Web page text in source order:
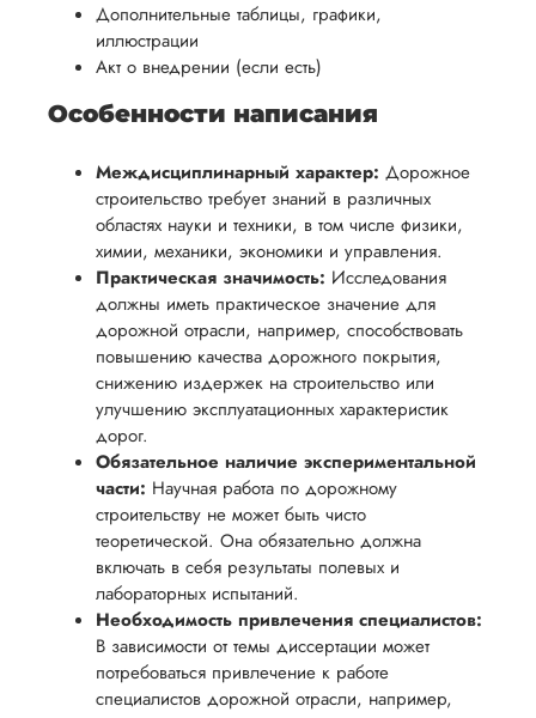
Дополнительные таблицы, графики,
иллюстрации
Акт о внедрении (если есть)
Особенности написания
Междисциплинарный характер: Дорожное
строительство требует знаний в различных
областях науки и техники, в том числе физики,
химии, механики, экономики и управления.
Практическая значимость: Исследования
должны иметь практическое значение для
дорожной отрасли, например, способствовать
повышению качества дорожного покрытия,
снижению издержек на строительство или
улучшению эксплуатационных характеристик
дорог.
Обязательное наличие экспериментальной
части: Научная работа по дорожному
строительству не может быть чисто
теоретической. Она обязательно должна
включать в себя результаты полевых и
лабораторных испытаний.
Необходимость привлечения специалистов:
В зависимости от темы диссертации может
потребоваться привлечение к работе
специалистов дорожной отрасли, например,